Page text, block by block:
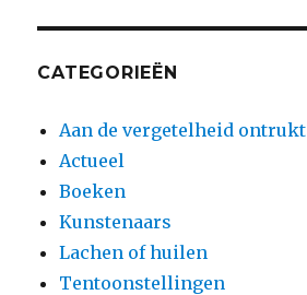
CATEGORIEËN
Aan de vergetelheid ontrukt
Actueel
Boeken
Kunstenaars
Lachen of huilen
Tentoonstellingen